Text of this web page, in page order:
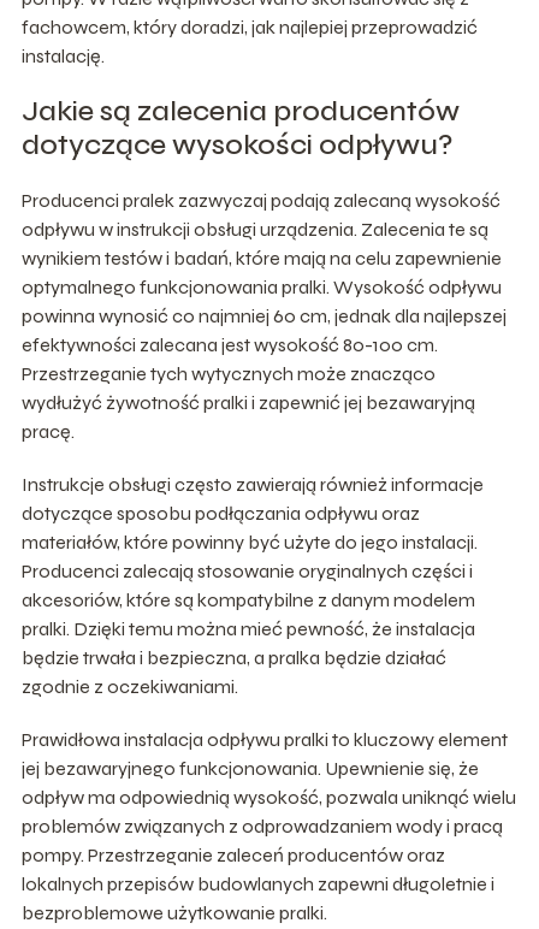
fachowcem, który doradzi, jak najlepiej przeprowadzić
instalację.
Jakie są zalecenia producentów
dotyczące wysokości odpływu?
Producenci pralek zazwyczaj podają zalecaną wysokość
odpływu w instrukcji obsługi urządzenia. Zalecenia te są
wynikiem testów i badań, które mają na celu zapewnienie
optymalnego funkcjonowania pralki. Wysokość odpływu
powinna wynosić co najmniej 60 cm, jednak dla najlepszej
efektywności zalecana jest wysokość 80-100 cm.
Przestrzeganie tych wytycznych może znacząco
wydłużyć żywotność pralki i zapewnić jej bezawaryjną
pracę.
Instrukcje obsługi często zawierają również informacje
dotyczące sposobu podłączania odpływu oraz
materiałów, które powinny być użyte do jego instalacji.
Producenci zalecają stosowanie oryginalnych części i
akcesoriów, które są kompatybilne z danym modelem
pralki. Dzięki temu można mieć pewność, że instalacja
będzie trwała i bezpieczna, a pralka będzie działać
zgodnie z oczekiwaniami.
Prawidłowa instalacja odpływu pralki to kluczowy element
jej bezawaryjnego funkcjonowania. Upewnienie się, że
odpływ ma odpowiednią wysokość, pozwala uniknąć wielu
problemów związanych z odprowadzaniem wody i pracą
pompy. Przestrzeganie zaleceń producentów oraz
lokalnych przepisów budowlanych zapewni długoletnie i
bezproblemowe użytkowanie pralki.